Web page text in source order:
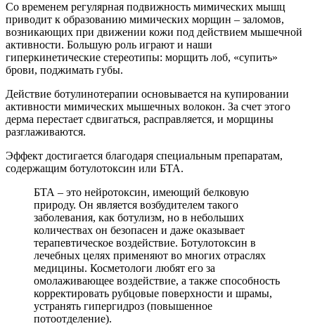
Со временем регулярная подвижность мимических мышц
приводит к образованию мимических морщин – заломов,
возникающих при движении кожи под действием мышечной
активности. Большую роль играют и наши
гиперкинетические стереотипы: морщить лоб, «супить»
брови, поджимать губы.
Действие ботулинотерапии основывается на купировании
активности мимических мышечных волокон. За счет этого
дерма перестает сдвигаться, расправляется, и морщины
разглаживаются.
Эффект достигается благодаря специальным препаратам,
содержащим ботулотоксин или БТА.
БТА – это нейротоксин, имеющий белковую
природу. Он является возбудителем такого
заболевания, как ботулизм, но в небольших
количествах он безопасен и даже оказывает
терапевтическое воздействие. Ботулотоксин в
лечебных целях применяют во многих отраслях
медицины. Косметологи любят его за
омолаживающее воздействие, а также способность
корректировать рубцовые поверхности и шрамы,
устранять гипергидроз (повышенное
потоотделение).